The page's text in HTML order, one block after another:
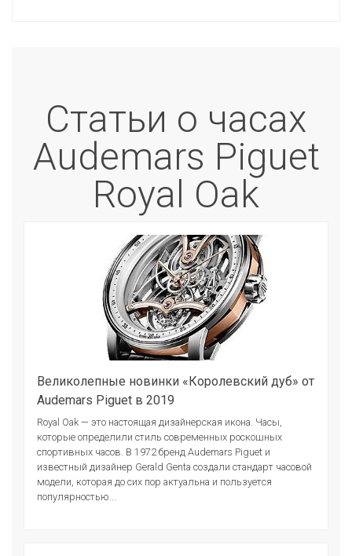
Статьи о часах
Audemars Piguet
Royal Oak
Великолепные новинки «Королевский дуб» от
Audemars Piguet в 2019
Royal Oak — это настоящая дизайнерская икона. Часы,
которые определили стиль современных роскошных
спортивных часов. В 1972 бренд Audemars Piguet и
известный дизайнер Gerald Genta создали стандарт часовой
модели, которая до сих пор актуальна и пользуется
популярностью...